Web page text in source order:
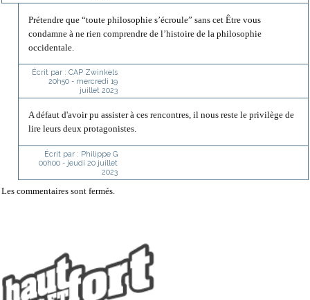
Prétendre que “toute philosophie s’écroule” sans cet Être vous
condamne à ne rien comprendre de l’histoire de la philosophie
occidentale.
Écrit par : CAP Zwinkels
20h50- mercredi 19
juillet 2023
A défaut d'avoir pu assister à ces rencontres, il nous reste le privilège de
lire leurs deux protagonistes.
Écrit par : Philippe G
00h00- jeudi 20 juillet
2023
Les commentaires sont fermés.